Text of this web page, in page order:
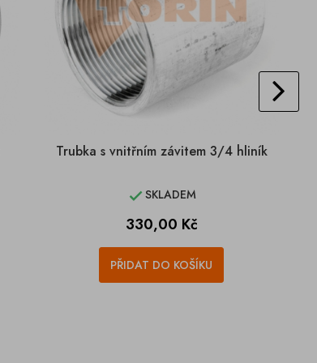
Trubka s vnitřním závitem 3/4 hliník
SKLADEM
Cena
330,00 Kč
PŘIDAT DO KOŠÍKU